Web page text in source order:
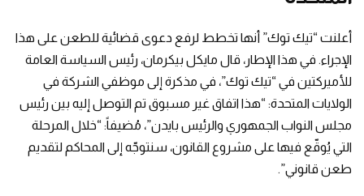
أعلنت “تيك توك” أنها تخطط لرفع دعوى قضائية للطعن على هذا
الإجراء. في هذا الإطار، قال مايكل بيكرمان، رئيس السياسة العامة
للأميركتين في “تيك توك”، في مذكرة إلى موظفي الشركة في
الولايات المتحدة: “هذا اتفاق غير مسبوق تم التوصل إليه بين رئيس
مجلس النواب الجمهوري والرئيس بايدن”، مُضيفاً: “خلال المرحلة
التي يُوقّع فيها على مشروع القانون، سنتوجّه إلى المحاكم لتقديم
طعن قانوني”.